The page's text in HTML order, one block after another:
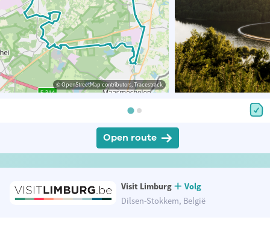
© OpenStreetMap contributors, Tracestrack
Open route
Visit Limburg
Volg
Dilsen-Stokkem, België